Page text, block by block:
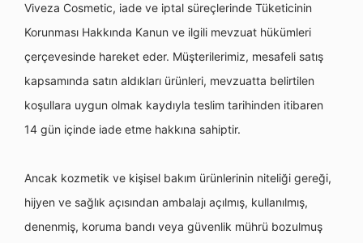
Viveza Cosmetic, iade ve iptal süreçlerinde Tüketicinin
Korunması Hakkında Kanun ve ilgili mevzuat hükümleri
çerçevesinde hareket eder. Müşterilerimiz, mesafeli satış
kapsamında satın aldıkları ürünleri, mevzuatta belirtilen
koşullara uygun olmak kaydıyla teslim tarihinden itibaren
14 gün içinde iade etme hakkına sahiptir.
Ancak kozmetik ve kişisel bakım ürünlerinin niteliği gereği,
hijyen ve sağlık açısından ambalajı açılmış, kullanılmış,
denenmiş, koruma bandı veya güvenlik mührü bozulmuş